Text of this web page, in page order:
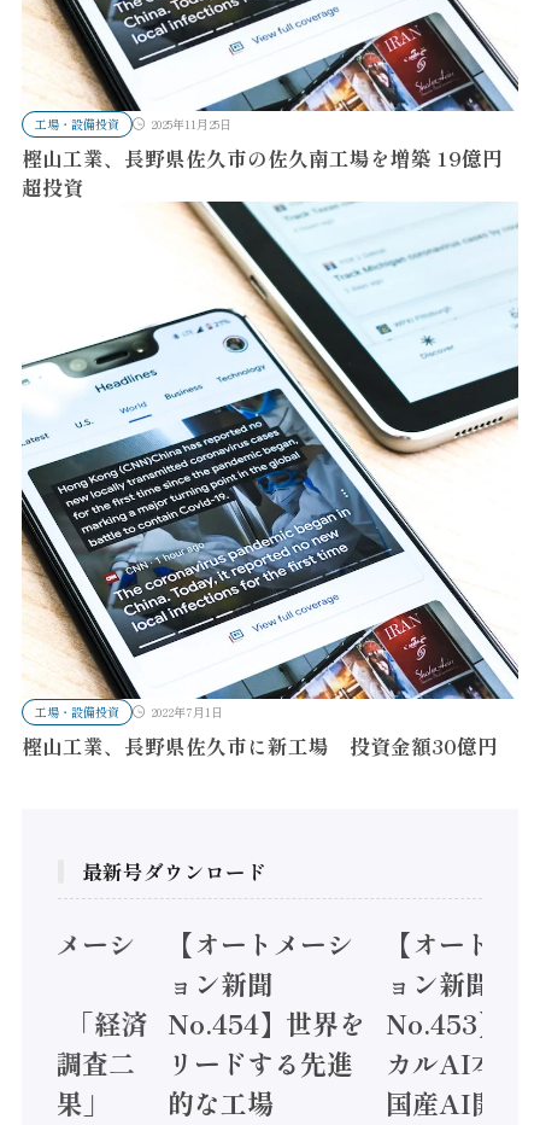
工場・設備投資 2025年11月25日
樫山工業、長野県佐久市の佐久南工場を増築 19億円
超投資
工場・設備投資 2022年7月1日
樫山工業、長野県佐久市に新工場 投資金額30億円
最新号ダウンロード
トメーシ
】「経済
態調査二
結果」
【オートメーシ
ョン新聞
No.454】世界を
リードする先進
的な工場
【オートメ
ョン新聞
No.453】フ
カルAI本格
国産AI開発